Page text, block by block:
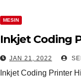
MESIN
Inkjet Coding
JAN 21, 2022
Inkjet Coding Printer